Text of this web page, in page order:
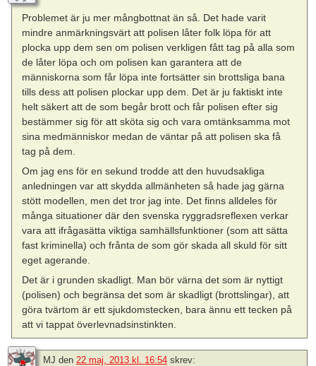
Problemet är ju mer mångbottnat än så. Det hade varit
mindre anmärkningsvärt att polisen låter folk löpa för att
plocka upp dem sen om polisen verkligen fått tag på alla som
de låter löpa och om polisen kan garantera att de
människorna som får löpa inte fortsätter sin brottsliga bana
tills dess att polisen plockar upp dem. Det är ju faktiskt inte
helt säkert att de som begår brott och får polisen efter sig
bestämmer sig för att sköta sig och vara omtänksamma mot
sina medmänniskor medan de väntar på att polisen ska få
tag på dem.
Om jag ens för en sekund trodde att den huvudsakliga
anledningen var att skydda allmänheten så hade jag gärna
stött modellen, men det tror jag inte. Det finns alldeles för
många situationer där den svenska ryggradsreflexen verkar
vara att ifrågasätta viktiga samhällsfunktioner (som att sätta
fast kriminella) och frånta de som gör skada all skuld för sitt
eget agerande.
Det är i grunden skadligt. Man bör värna det som är nyttigt
(polisen) och begränsa det som är skadligt (brottslingar), att
göra tvärtom är ett sjukdomstecken, bara ännu ett tecken på
att vi tappat överlevnadsinstinkten.
MJ den 22 maj, 2013 kl. 16:54 skrev: